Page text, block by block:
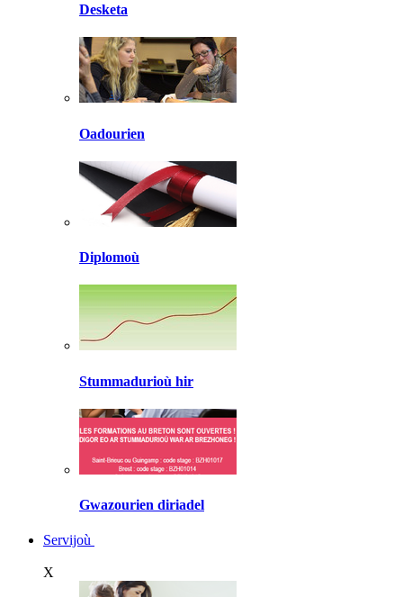
Desketa
Oadourien
Diplomoù
Stummadurioù hir
Gwazourien diriadel
Servijoù
X